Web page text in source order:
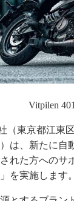
Vitpilen 401
（東京都江東
は、新たに自
れた方へのサ
を実施します。